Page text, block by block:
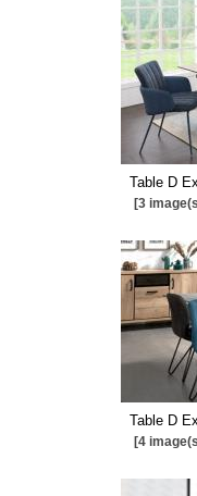
Table D
[3
Table D
[4